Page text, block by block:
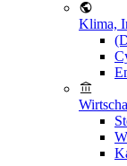
Klima,